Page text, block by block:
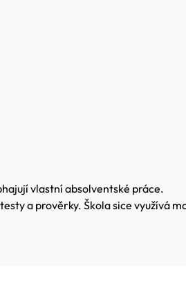
vlastní absolventské práce.
a prověrky. Škola sice využívá